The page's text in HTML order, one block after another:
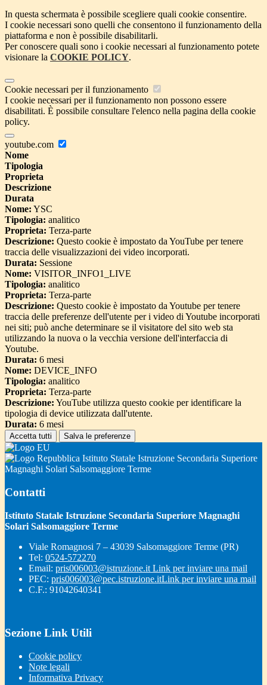
In questa schermata è possibile scegliere quali cookie consentire.
I cookie necessari sono quelli che consentono il funzionamento della
piattaforma e non è possibile disabilitarli.
Per conoscere quali sono i cookie necessari al funzionamento potete
visionare la COOKIE POLICY.
Cookie necessari per il funzionamento
I cookie necessari per il funzionamento non possono essere
disabilitati. È possibile consultare l'elenco nella pagina della cookie
policy.
youtube.com
Nome
Tipologia
Proprieta
Descrizione
Durata
Nome: YSC
Tipologia: analitico
Proprieta: Terza-parte
Descrizione: Questo cookie è impostato da YouTube per tenere
traccia delle visualizzazioni dei video incorporati.
Durata: Sessione
Nome: VISITOR_INFO1_LIVE
Tipologia: analitico
Proprieta: Terza-parte
Descrizione: Questo cookie è impostato da Youtube per tenere
traccia delle preferenze dell'utente per i video di Youtube incorporati
nei siti; può anche determinare se il visitatore del sito web sta
utilizzando la nuova o la vecchia versione dell'interfaccia di
Youtube.
Durata: 6 mesi
Nome: DEVICE_INFO
Tipologia: analitico
Proprieta: Terza-parte
Descrizione: YouTube utilizza questo cookie per identificare la
tipologia di device utilizzata dall'utente.
Durata: 6 mesi
Accetta tutti Salva le preferenze
Istituto Statale Istruzione Secondaria Superiore
Magnaghi Solari Salsomaggiore Terme
Contatti
Istituto Statale Istruzione Secondaria Superiore Magnaghi
Solari Salsomaggiore Terme
Viale Romagnosi 7 – 43039 Salsomaggiore Terme (PR)
Tel: 0524-572270
Email: pris006003@istruzione.it Link per inviare una mail
PEC: pris006003@pec.istruzione.itLink per inviare una mail
C.F.: 91042640341
Sezione Link Utili
Cookie policy
Note legali
Informativa Privacy